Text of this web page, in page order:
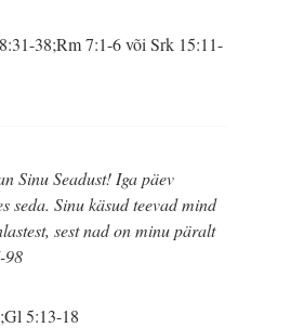
38;Rm 7:1-6 või Srk 15:11-
Sinu Seadust! Iga päev
seda. Sinu käsud teevad mind
sest nad on minu päralt
98
5:13-18